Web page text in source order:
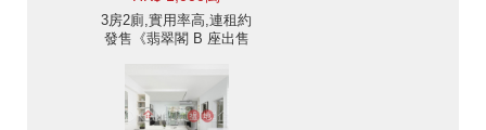
3房2廁,實用率高,連租約
發售《翡翠閣 B 座出售